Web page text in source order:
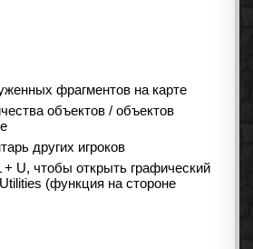
фрагментов на карте
объектов / объектов
других игроков
U, чтобы открыть графический
(функция на стороне